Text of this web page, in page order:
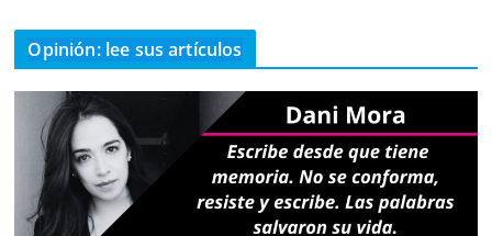
Opinión: lee sus artículos